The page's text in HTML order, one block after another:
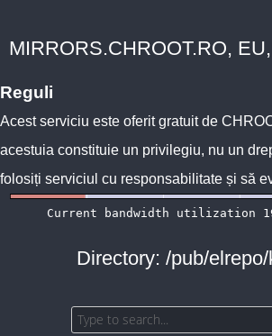
MIRRORS.CHROOT.RO,
Reguli
Acest serviciu este oferit gratuit de
acestuia constituie un privilegiu, nu un
folosiți serviciul cu responsabilitate și să
Directory: /pub/